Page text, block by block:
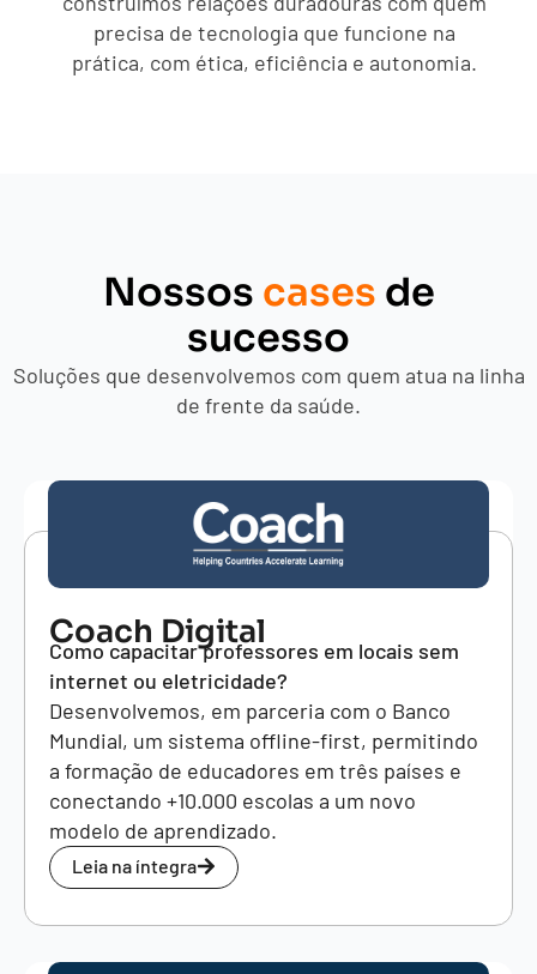
precisa de tecnologia que funcione na
prática, com ética, eficiência e autonomia.
Nossos cases de
sucesso
Soluções que desenvolvemos com quem atua na linha
de frente da saúde.
Coach Digital
Como capacitar professores em locais sem
internet ou eletricidade?
Desenvolvemos, em parceria com o Banco
Mundial, um sistema offline-first, permitindo
a formação de educadores em três países e
conectando +10.000 escolas a um novo
modelo de aprendizado.
Leia na íntegra